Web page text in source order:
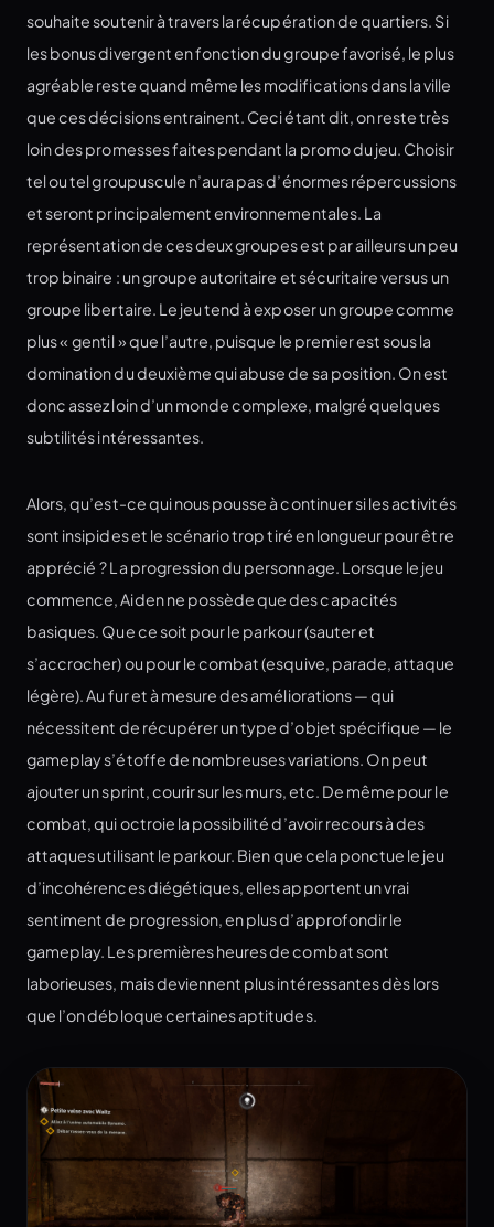
souhaite soutenir à travers la récupération de quartiers. Si
les bonus divergent en fonction du groupe favorisé, le plus
agréable reste quand même les modifications dans la ville
que ces décisions entrainent. Ceci étant dit, on reste très
loin des promesses faites pendant la promo du jeu. Choisir
tel ou tel groupuscule n’aura pas d’énormes répercussions
et seront principalement environnementales. La
représentation de ces deux groupes est par ailleurs un peu
trop binaire : un groupe autoritaire et sécuritaire versus un
groupe libertaire. Le jeu tend à exposer un groupe comme
plus « gentil » que l’autre, puisque le premier est sous la
domination du deuxième qui abuse de sa position. On est
donc assez loin d’un monde complexe, malgré quelques
subtilités intéressantes.
Alors, qu’est-ce qui nous pousse à continuer si les activités
sont insipides et le scénario trop tiré en longueur pour être
apprécié ? La progression du personnage. Lorsque le jeu
commence, Aiden ne possède que des capacités
basiques. Que ce soit pour le parkour (sauter et
s’accrocher) ou pour le combat (esquive, parade, attaque
légère). Au fur et à mesure des améliorations — qui
nécessitent de récupérer un type d’objet spécifique — le
gameplay s’étoffe de nombreuses variations. On peut
ajouter un sprint, courir sur les murs, etc. De même pour le
combat, qui octroie la possibilité d’avoir recours à des
attaques utilisant le parkour. Bien que cela ponctue le jeu
d’incohérences diégétiques, elles apportent un vrai
sentiment de progression, en plus d’approfondir le
gameplay. Les premières heures de combat sont
laborieuses, mais deviennent plus intéressantes dès lors
que l’on débloque certaines aptitudes.